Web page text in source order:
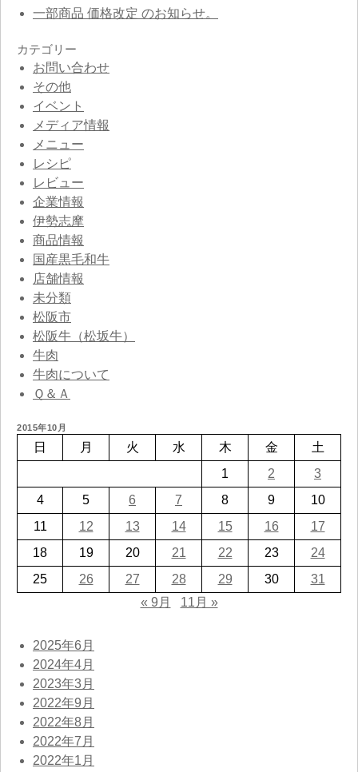
一部商品 価格改定 のお知らせ。
カテゴリー
お問い合わせ
その他
イベント
メディア情報
メニュー
レシピ
レビュー
企業情報
伊勢志摩
商品情報
国産黒毛和牛
店舗情報
未分類
松阪市
松阪牛（松坂牛）
牛肉
牛肉について
Ｑ＆Ａ
2015年10月
日 月 火 水 木 金
土
1
2
3
4
5 6 7 8 9
10
11
12 13 14 15 16
17
18
19 20 21 22 23
24
25
26 27 28 29 30
31
« 9月
11月 »
2025年6月
2024年4月
2023年3月
2022年9月
2022年8月
2022年7月
2022年1月